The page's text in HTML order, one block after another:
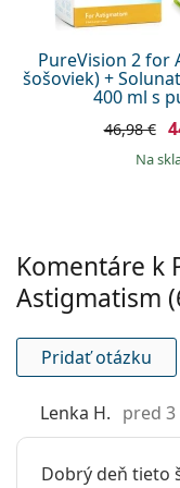
Používanie
Expirácia:
Zafarbenie pre
Balenie
Výrobca:
Šošoviek v
krabičke:
6
Hmotnosť:
Ostatné
Kategória:
PureVision 2 for
šošoviek) +
400 ml s
46,98 €
na
Komentáre k
Astigmatism
Pridať otázku
Lenka H. pred
Dobrý deň tieto